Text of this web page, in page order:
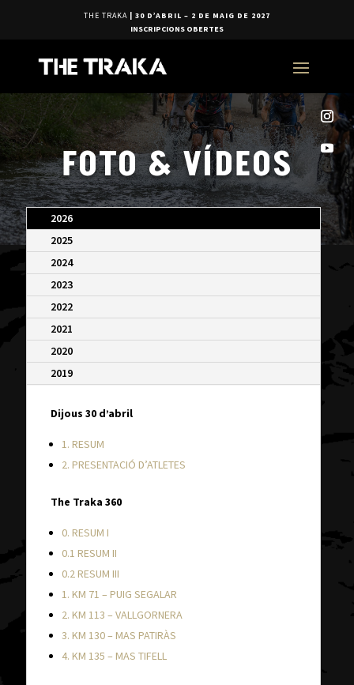
THE TRAKA | 30 D’ABRIL – 2 DE MAIG DE 2027
INSCRIPCIONS OBERTES
FOTO & VÍDEOS
2026
2025
2024
2023
2022
2021
2020
2019
Dijous 30 d’abril
1. RESUM
2. PRESENTACIÓ D’ATLETES
The Traka 360
0. RESUM I
0.1 RESUM II
0.2 RESUM III
1. KM 71 – PUIG SEGALAR
2. KM 113 – VALLGORNERA
3. KM 130 – MAS PATIRÀS
4. KM 135 – MAS TIFELL